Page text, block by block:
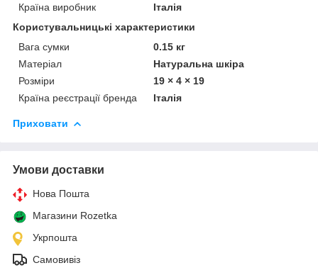
Країна виробник
Італія
Користувальницькі характеристики
Вага сумки
0.15 кг
Матеріал
Натуральна шкіра
Розміри
19 × 4 × 19
Країна реєстрації бренда
Італія
Приховати
Умови доставки
Нова Пошта
Магазини Rozetka
Укрпошта
Самовивіз